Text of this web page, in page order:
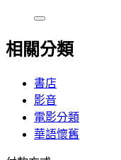
相關分類
書店
影音
電影分類
華語懷舊